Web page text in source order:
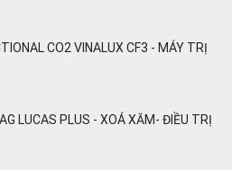
CO2 VINALUX CF3 - MÁY TRỊ
LUCAS PLUS - XOÁ XĂM- ĐIỀU TRỊ